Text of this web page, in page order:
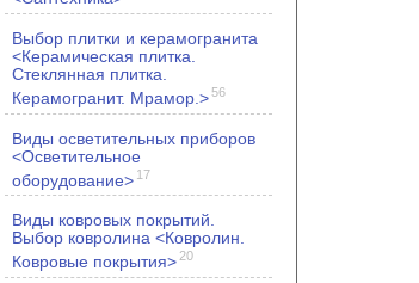
Выбор плитки и керамогранита
<Керамическая плитка.
Стеклянная плитка.
Керамогранит. Мрамор.>56
Виды осветительных приборов
<Осветительное
оборудование> 17
Виды ковровых покрытий.
Выбор ковролина <Ковролин.
Ковровые покрытия> 20